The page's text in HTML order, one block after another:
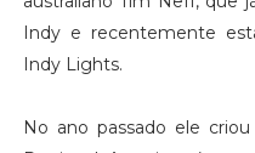
Indy e recentemente
Indy Lights.
No ano passado ele